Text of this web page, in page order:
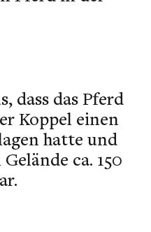
dass das Pferd
Koppel einen
hatte und
ca. 150